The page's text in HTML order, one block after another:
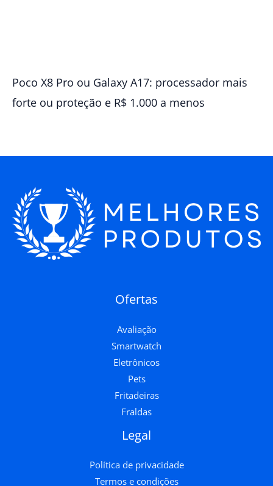
Poco X8 Pro ou Galaxy A17: processador mais
forte ou proteção e R$ 1.000 a menos
Ofertas
Avaliação
Smartwatch
Eletrônicos
Pets
Fritadeiras
Fraldas
Legal
Política de privacidade
Termos e condições